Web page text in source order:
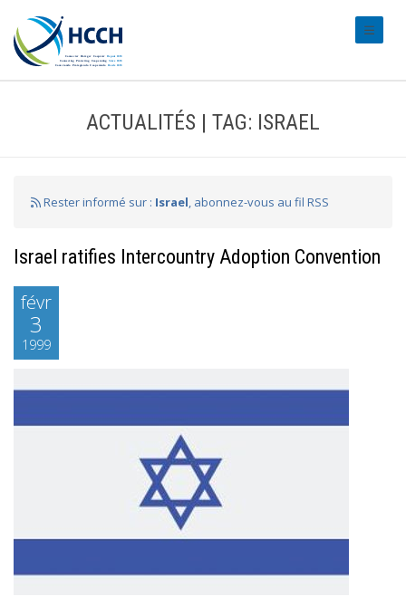
ACTUALITÉS | TAG: ISRAEL
Rester informé sur : Israel, abonnez-vous au fil RSS
Israel ratifies Intercountry Adoption Convention
févr
3
1999